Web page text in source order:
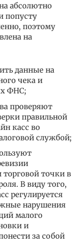
абсолютно
попусту
поэтому
на
данные на
чека и
ФНС;
проверяют
правильной
касс во
службой;
торговой точки в
В виду того,
регулируется
нарушения
малого
и
за собой